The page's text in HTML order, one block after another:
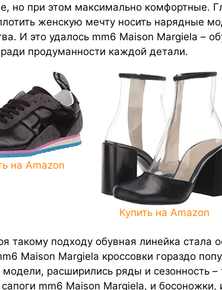
но при этом максимально комфортные.
женскую мечту носить нарядные
И это удалось mm6 Maison Margiela –
продуманности каждой детали.
на Amazon
Купить на Amazon
такому подходу обувная линейка стала
Maison Margiela кроссовки гораздо
расширились ряды и сезонность
mm6 Maison Margiela, и